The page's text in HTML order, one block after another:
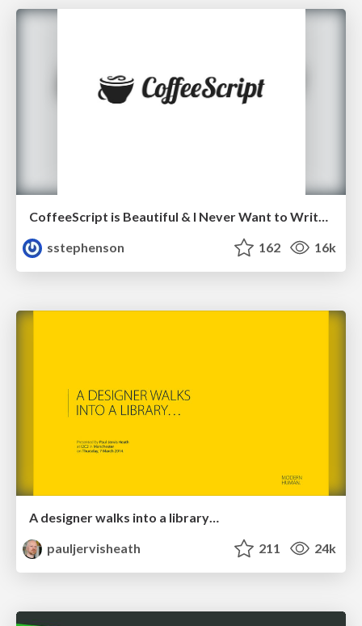
CoffeeScript is Beautiful & I Never Want to Write Plain JavaScript Again
sstephenson
162 16k
A designer walks into a library…
pauljervisheath
211 24k